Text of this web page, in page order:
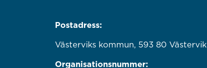
Postadress:
Västerviks kommun, 593 80 Västervik
Organisationsnummer: